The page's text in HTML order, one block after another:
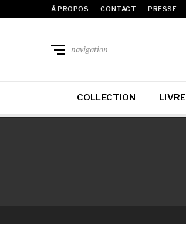
À PROPOS CONTACT PRESSE
navigation
COLLECTION LIVRE